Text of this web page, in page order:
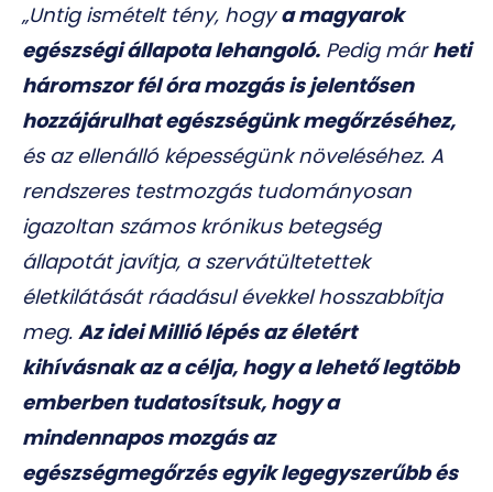
„Untig ismételt tény, hogya magyarok
egészségi állapota lehangoló. Pedig márheti
háromszor fél óra mozgás is jelentősen
hozzájárulhat egészségünk megőrzéséhez,
és az ellenálló képességünk növeléséhez. A
rendszeres testmozgás tudományosan
igazoltan számos krónikus betegség
állapotát javítja, a szervátültetettek
életkilátását ráadásul évekkel hosszabbítja
meg. Az idei Millió lépés az életért
kihívásnak az a célja, hogy a lehető legtöbb
emberben tudatosítsuk, hogy a
mindennapos mozgás az
egészségmegőrzés egyik legegyszerűbb és